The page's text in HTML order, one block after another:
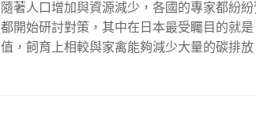
隨著人口增加與資源減少，各國的專家都紛
都開始研討對策，其中在日本最受矚目的就
值，飼育上相較與家禽能夠減少大量的碳排